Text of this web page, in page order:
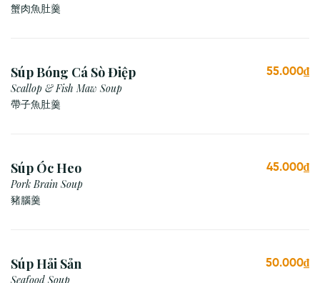
蟹肉魚肚羹
Súp Bóng Cá Sò Điệp
Scallop & Fish Maw Soup
帶子魚肚羹
55.000₫
Súp Óc Heo
Pork Brain Soup
豬腦羹
45.000₫
Súp Hải Sản
Seafood Soup
50.000₫